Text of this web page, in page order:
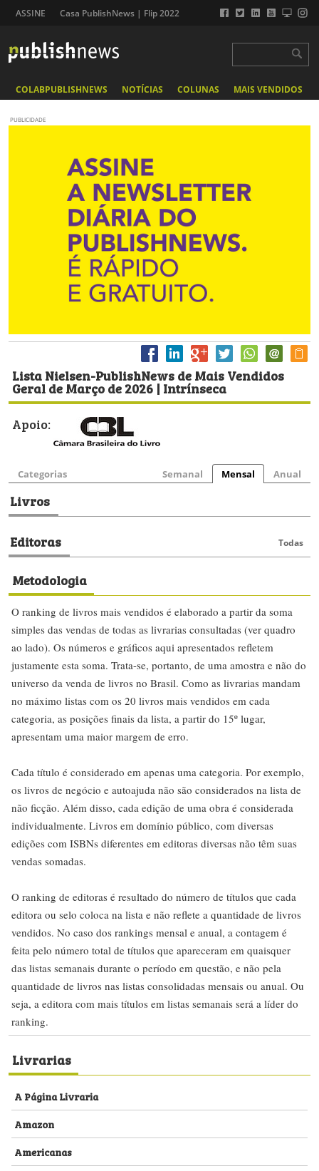
ASSINE Casa PublishNews | Flip 2022
COLABPUBLISHNEWS NOTÍCIAS COLUNAS MAIS VENDIDOS
PUBLICIDADE
Lista Nielsen-PublishNews de Mais Vendidos
Geral de Março de 2026 | Intrínseca
Apoio:
Categorias Semanal Mensal Anual
Livros
Editoras Todas
Metodologia
O ranking de livros mais vendidos é elaborado a partir da soma
simples das vendas de todas as livrarias consultadas (ver quadro
ao lado). Os números e gráficos aqui apresentados refletem
justamente esta soma. Trata-se, portanto, de uma amostra e não do
universo da venda de livros no Brasil. Como as livrarias mandam
no máximo listas com os 20 livros mais vendidos em cada
categoria, as posições finais da lista, a partir do 15º lugar,
apresentam uma maior margem de erro.
Cada título é considerado em apenas uma categoria. Por exemplo,
os livros de negócio e autoajuda não são considerados na lista de
não ficção. Além disso, cada edição de uma obra é considerada
individualmente. Livros em domínio público, com diversas
edições com ISBNs diferentes em editoras diversas não têm suas
vendas somadas.
O ranking de editoras é resultado do número de títulos que cada
editora ou selo coloca na lista e não reflete a quantidade de livros
vendidos. No caso dos rankings mensal e anual, a contagem é
feita pelo número total de títulos que apareceram em quaisquer
das listas semanais durante o período em questão, e não pela
quantidade de livros nas listas consolidadas mensais ou anual. Ou
seja, a editora com mais títulos em listas semanais será a líder do
ranking.
Livrarias
A Página Livraria
Amazon
Americanas